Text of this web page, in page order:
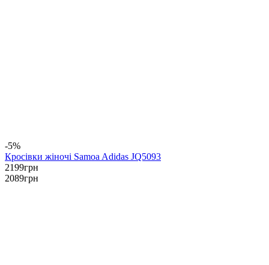
-5%
Кросівки жіночі Samoa Adidas JQ5093
2199грн
2089грн